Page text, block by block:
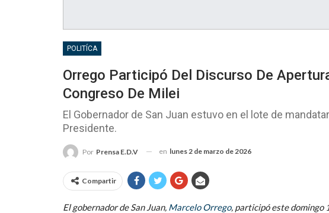
POLITÍCA
Orrego Participó Del Discurso De
Congreso De Milei
El Gobernador de San Juan estuvo en el lote de
Presidente.
Por Prensa E.D.V en lunes 2 de marzo de 2026
Compartir
El gobernador de San Juan, Marcelo Orrego, participó este domingo